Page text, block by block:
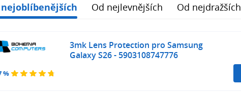
nejoblíbenějších Od nejlevnějších Od nejdražších
%
3mk Lens Protection pro Samsung
Galaxy S26 - 5903108747776